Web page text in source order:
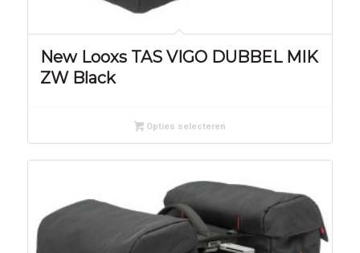
New Looxs TAS VIGO DUBBEL MIK
ZW Black
Opties selecteren